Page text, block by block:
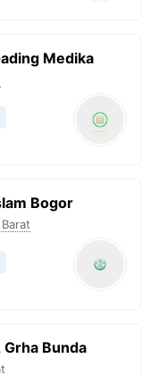
Medika
Bogor
Bunda